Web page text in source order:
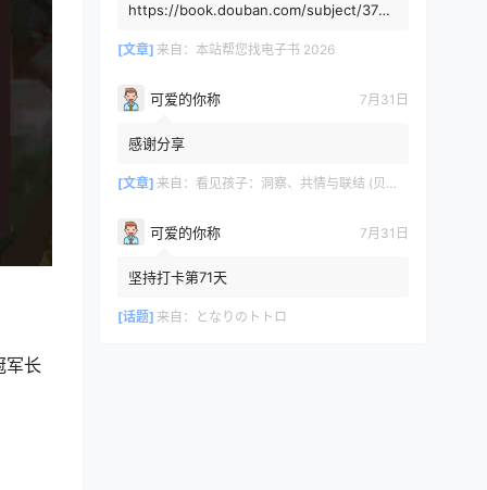
军长
https://book.douban.com/subject/3725
[文章] 来自： 本站帮您找电子书 2026
可爱的你称 7月31日
感谢分享
[文章] 来自： 看见孩子：洞察、共情与联结 (贝姬·肯尼迪) (mobi,azw3,epub)
可爱的你称 7月31日
坚持打卡第71天
[话题] 来自： となりのトトロ